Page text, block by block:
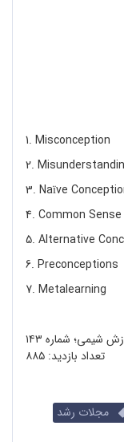
1. Misconception
2.
3. Naïve
4. Common
5. Alternative
6. Preconceptions
7. Metalearning
شیمی؛ شماره ۱۴۳
تعداد بازدید: ۸۸۵
مجلات رشد